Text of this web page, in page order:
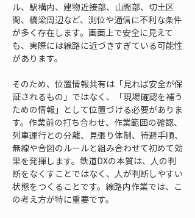
ル、駅構内、建物近接部、山間部、切土区
間、橋梁周辺など、測位や通信に不利な条件
が多く存在します。画面上で安全に見えて
も、実際には線路に近づきすぎている可能性
があります。
そのため、位置情報共有は「見れば安全が保
証されるもの」ではなく、「現場確認を補う
ための情報」として位置づける必要がありま
す。作業前の打ち合わせ、作業範囲の確認、
列車運行との分離、見張り体制、待避手順、
無線や合図のルールと組み合わせて初めて効
果を発揮します。鉄道DXの本質は、人の判
断をなくすことではなく、人が判断しやすい
状態をつくることです。線路内作業では、こ
の考え方が特に重要です。